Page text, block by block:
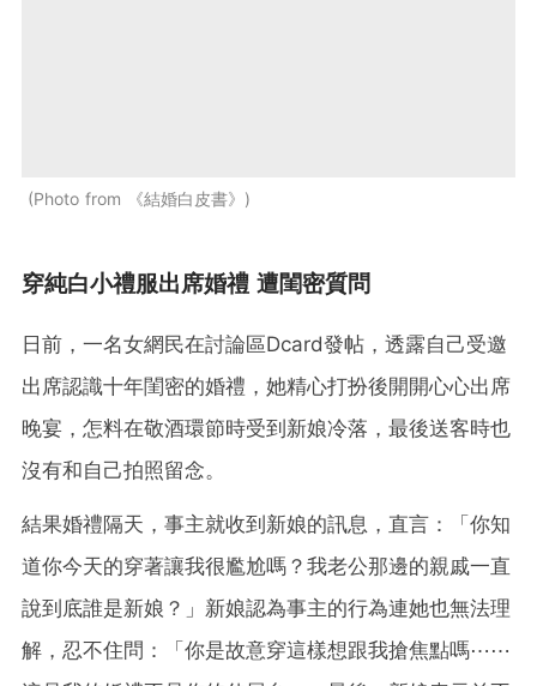
Photo from 《結婚白皮書》
穿純白小禮服出席婚禮 遭閨密質問
日前，一名女網民在討論區Dcard發帖，透露自己受邀
出席認識十年閨密的婚禮，她精心打扮後開開心心出席
晚宴，怎料在敬酒環節時受到新娘冷落，最後送客時也
沒有和自己拍照留念。
結果婚禮隔天，事主就收到新娘的訊息，直言：「你知
道你今天的穿著讓我很尷尬嗎？我老公那邊的親戚一直
說到底誰是新娘？」新娘認為事主的行為連她也無法理
解，忍不住問：「你是故意穿這樣想跟我搶焦點嗎⋯⋯